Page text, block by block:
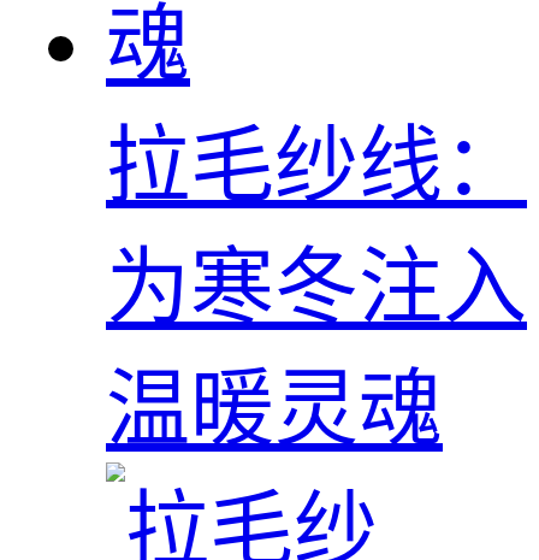
拉毛纱线：
为寒冬注入
温暖灵魂